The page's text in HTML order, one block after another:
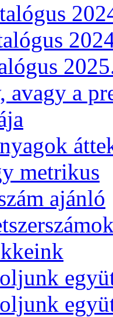
avagy a
metrikus
ajánló